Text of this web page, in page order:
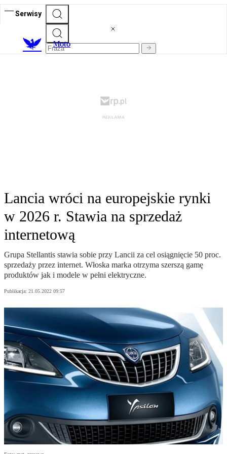
Serwisy
Moto
Lancia wróci na europejskie rynki
w 2026 r. Stawia na sprzedaż
internetową
Grupa Stellantis stawia sobie przy Lancii za cel osiągnięcie 50 proc.
sprzedaży przez internet. Włoska marka otrzyma szerszą gamę
produktów jak i modele w pełni elektryczne.
Publikacja: 21.05.2022 09:57